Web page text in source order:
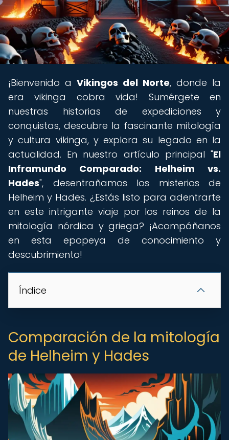
¡Bienvenido a Vikingos del Norte, donde la
era vikinga cobra vida! Sumérgete en
nuestras historias de expediciones y
conquistas, descubre la fascinante mitología
y cultura vikinga, y explora su legado en la
actualidad. En nuestro artículo principal "El
Inframundo Comparado: Helheim vs.
Hades", desentrañamos los misterios de
Helheim y Hades. ¿Estás listo para adentrarte
en este intrigante viaje por los reinos de la
mitología nórdica y griega? ¡Acompáñanos
en esta epopeya de conocimiento y
descubrimiento!
Índice
Comparación de la mitología
de Helheim y Hades